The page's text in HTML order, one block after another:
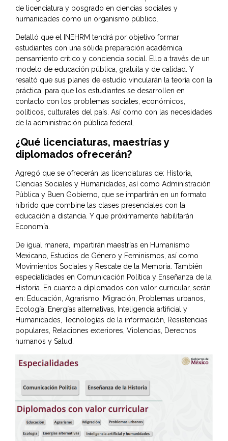
de licenciatura y posgrado en ciencias sociales y
humanidades como un organismo público.
Detalló que el INEHRM tendrá por objetivo formar
estudiantes con una sólida preparación académica,
pensamiento crítico y conciencia social. Ello a través de un
modelo de educación pública, gratuita y de calidad. Y
resaltó que sus planes de estudio vincularán la teoría con la
práctica, para que los estudiantes se desarrollen en
contacto con los problemas sociales, económicos,
políticos, culturales del país. Así como con las necesidades
de la administración pública federal.
¿Qué licenciaturas, maestrías y
diplomados ofrecerán?
Agregó que se ofrecerán las licenciaturas de: Historia,
Ciencias Sociales y Humanidades, así como Administración
Pública y Buen Gobierno, que se impartirán en un formato
híbrido que combine las clases presenciales con la
educación a distancia. Y que próximamente habilitarán
Economía.
De igual manera, impartirán maestrías en Humanismo
Mexicano, Estudios de Género y Feminismos, así como
Movimientos Sociales y Rescate de la Memoria. También
especialidades en Comunicación Política y Enseñanza de la
Historia. En cuanto a diplomados con valor curricular, serán
en: Educación, Agrarismo, Migración, Problemas urbanos,
Ecología, Energías alternativas, Inteligencia artificial y
Humanidades, Tecnologías de la información, Resistencias
populares, Relaciones exteriores, Violencias, Derechos
humanos y Salud.